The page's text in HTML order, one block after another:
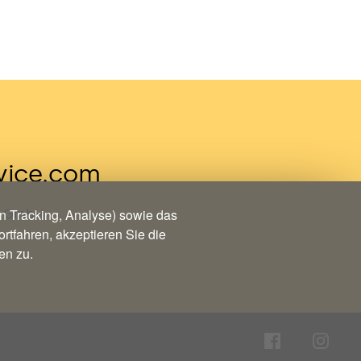
Tracking, Analyse) sowie das
akzeptieren Sie die
zu.